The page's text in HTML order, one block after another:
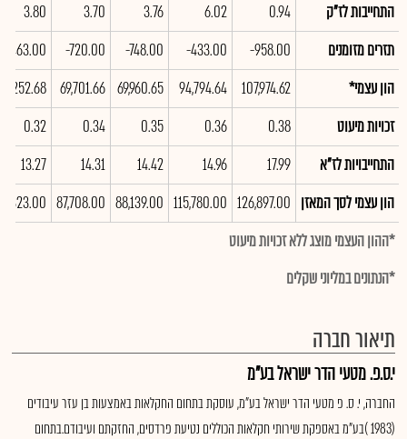
התחייבות לז"ק
0.94
6.02
3.76
3.70
3.80
תזרים מזומנים
-958.00
-433.00
-748.00
-720.00
-463.00
הון עצמי*
107,974.62
94,794.64
69,960.65
69,701.66
זכויות מיעוט
0.38
0.36
0.35
0.34
0.32
התחייבויות לז"א
17.99
14.96
14.42
14.31
13.27
הון עצמי לסך המאזן 126,897.00
115,780.00
88,139.00
87,708.00
*ההון העצמי מוצג ללא זכויות מיעוט
*הנתונים במליוני שקלים
תיאור חברה
י.ס.פ. מטעי הדר ישראל בע"מ
החברה, י. ס. פ מטעי הדר ישראל בע"מ, עוסקת בתחום החקלאות באמצעות בן עזר עיבודים
(1983 )בע"מ באספקת שירותי חקלאות הכוללים נטיעת פרדסים, החזקתם ועיבודם.בתחום